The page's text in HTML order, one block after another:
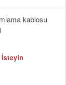
kablosu